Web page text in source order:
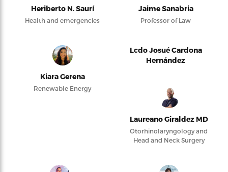
Heriberto N. Saurí
Health and emergencies
Jaime Sanabria
Professor of Law
Kiara Gerena
Renewable Energy
Lcdo Josué Cardona
Hernández
Laureano Giraldez MD
Otorhinolaryngology and
Head and Neck Surgery